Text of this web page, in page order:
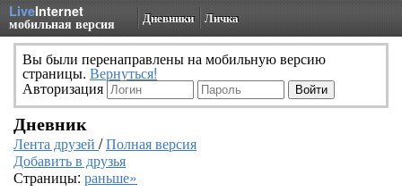
LiveInternet
мобильная версия Дневники Личка
Вы были перенаправлены на мобильную версию
страницы. Вернуться!
Авторизация
Дневник
Лента друзей /Полная версия
Добавить в друзья
Страницы: раньше»